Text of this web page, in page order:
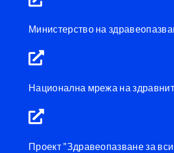
Министерство на
Национална мрежа на
Проект "Здравеопазване за